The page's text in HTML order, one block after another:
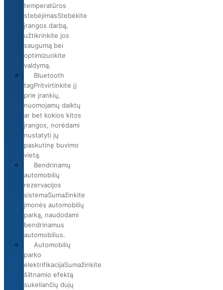
temperatūros
stebėjimasStebėkite
įrangos darbą,
užtikrinkite jos
saugumą bei
optimizuokite
valdymą.
Bluetooth
tagPritvirtinkite jį
prie įrankių,
nuomojamų daiktų
ar bet kokios kitos
įrangos, norėdami
nustatyti jų
paskutinę buvimo
vietą.
Bendrinamų
automobilių
rezervacijos
sistemaSumažinkite
įmonės automobilių
parką, naudodami
bendrinamus
automobilius.
Automobilių
parko
elektrifikacijaSumažinkite
šiltnamio efektą
sukeliančių dujų